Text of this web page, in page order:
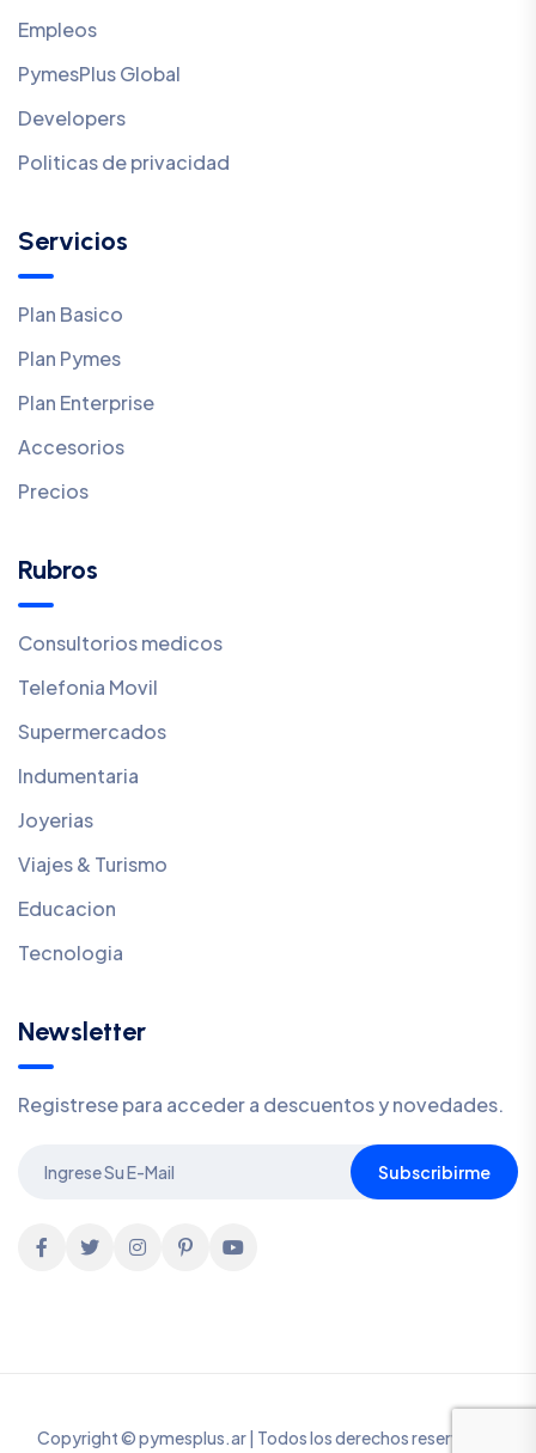
Empleos
PymesPlus Global
Developers
Politicas de privacidad
Servicios
Plan Basico
Plan Pymes
Plan Enterprise
Accesorios
Precios
Rubros
Consultorios medicos
Telefonia Movil
Supermercados
Indumentaria
Joyerias
Viajes & Turismo
Educacion
Tecnologia
Newsletter
Registrese para acceder a descuentos y novedades.
Subscribirme
Copyright © pymesplus.ar | Todos los derechos reservados